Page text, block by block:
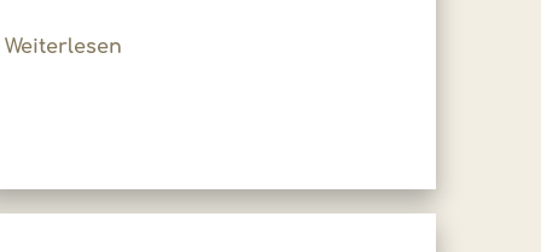
Weiterlesen